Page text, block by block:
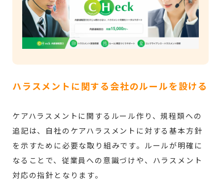
ハラスメントに関する会社のルールを設ける
ケアハラスメントに関するルール作り、規程類への
追記は、自社のケアハラスメントに対する基本方針
を示すために必要な取り組みです。ルールが明確に
なることで、従業員への意識づけや、ハラスメント
対応の指針となります。